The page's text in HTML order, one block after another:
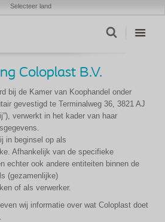
Selecteer land
Coloplast B.V.
bij de Kamer van Koophandel onder
gevestigd te Terminalweg 36, 3821 AJ
verwerkt in het kader van haar
in beginsel op als
Afhankelijk van de specifieke
echter ook andere entiteiten binnen de
(gezamenlijke)
of als verwerker.
wij informatie over wat Coloplast doet